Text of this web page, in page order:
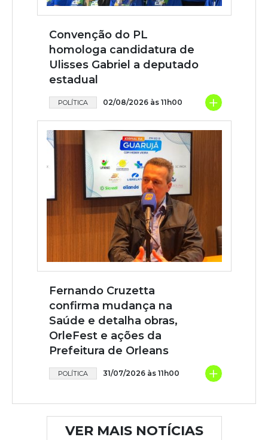
Convenção do PL
homologa candidatura de
Ulisses Gabriel a deputado
estadual
POLÍTICA 02/08/2026 às 11h00 +
Fernando Cruzetta
confirma mudança na
Saúde e detalha obras,
OrleFest e ações da
Prefeitura de Orleans
POLÍTICA 31/07/2026 às 11h00 +
VER MAIS NOTÍCIAS